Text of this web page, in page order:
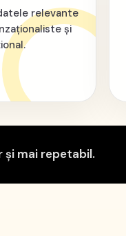
relevante
și
mai repetabil.